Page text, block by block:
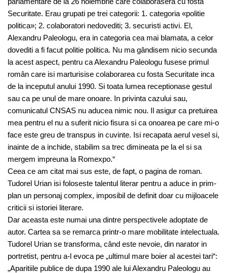
Securitate. Erau grupati pe trei categorii: 1. categoria «politie
politica»; 2. colaboratori nedovediti; 3. securisti activi. El,
Alexandru Paleologu, era in categoria cea mai blamata, a celor
dovediti a fi facut politie politica. Nu ma gândisem nicio secunda
la acest aspect, pentru ca Alexandru Paleologu fusese primul
român care isi marturisise colaborarea cu fosta Securitate inca
de la inceputul anului 1990. Si toata lumea receptionase gestul
sau ca pe unul de mare onoare. In privinta cazului sau,
comunicatul CNSAS nu aducea nimic nou. Il asigur ca pretuirea
mea pentru el nu a suferit nicio fisura si ca onoarea pe care mi-o
face este greu de transpus in cuvinte. Isi recapata aerul vesel si,
inainte de a inchide, stabilim sa trec dimineata pe la el si sa
mergem impreuna la Romexpo.“
Ceea ce am citat mai sus este, de fapt, o pagina de roman.
Tudorel Urian isi foloseste talentul literar pentru a aduce in prim-
plan un personaj complex, imposibil de definit doar cu mijloacele
criticii si istoriei literare.
Dar aceasta este numai una dintre perspectivele adoptate de
autor. Cartea sa se remarca printr-o mare mobilitate intelectuala.
Tudorel Urian se transforma, când este nevoie, din narator in
portretist, pentru a-l evoca pe „ultimul mare boier al acestei tari“:
„Aparitiile publice de dupa 1990 ale lui Alexandru Paleologu au